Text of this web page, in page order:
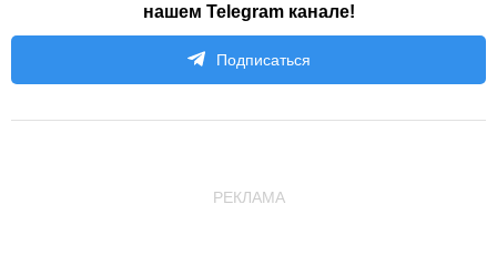
нашем Telegram канале!
Подписаться
РЕКЛАМА